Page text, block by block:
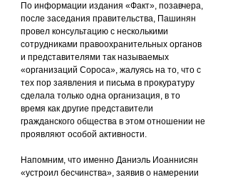
По информации издания «Факт», позавчера,
после заседания правительства, Пашинян
провел консультацию с несколькими
сотрудниками правоохранительных органов
и представителями так называемых
«организаций Сороса», жалуясь на то, что с
тех пор заявления и письма в прокуратуру
сделала только одна организация, в то
время как другие представители
гражданского общества в этом отношении не
проявляют особой активности.
Напомним, что именно Даниэль Иоаннисян
«устроил бесчинства», заявив о намерении